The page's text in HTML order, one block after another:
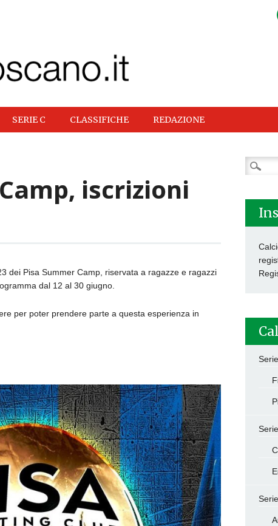
SERIE C CLASSIFICHE REDAZIONE
iscrizioni
dei Pisa Summer Camp, riservata a ragazze e ragazzi
dal 12 al 30 giugno.
per poter prendere parte a questa esperienza in
Ricerca
per: